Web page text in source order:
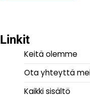
Linkit
Keitä olemme
Ota yhteyttä
Kaikki sisältö